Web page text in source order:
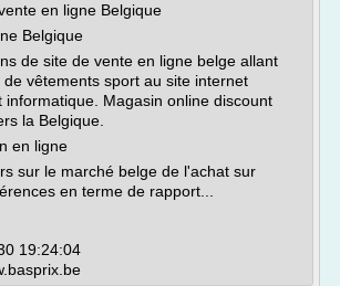
en ligne Belgique
Belgique
de site de vente en ligne belge allant
vêtements sport au site internet
informatique. Magasin online discount
la Belgique.
en ligne
sur le marché belge de l'achat sur
en terme de rapport...
19:24:04